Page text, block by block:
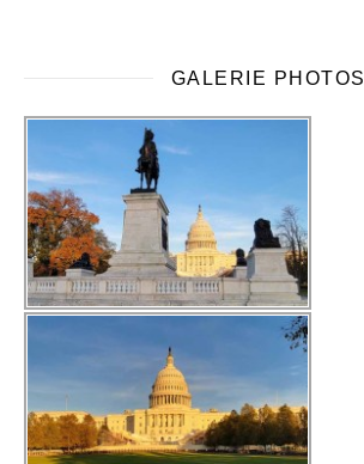
GALERIE PHOTOS